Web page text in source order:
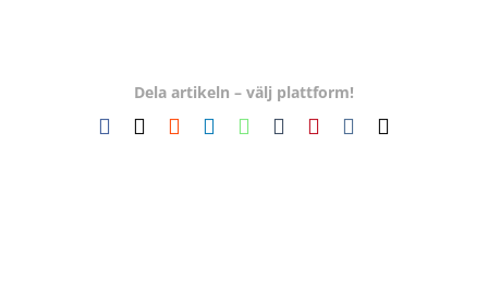
Dela artikeln – välj plattform!
Facebook RedditLinkedInWhatsApp
TumblrPinterest
Vk